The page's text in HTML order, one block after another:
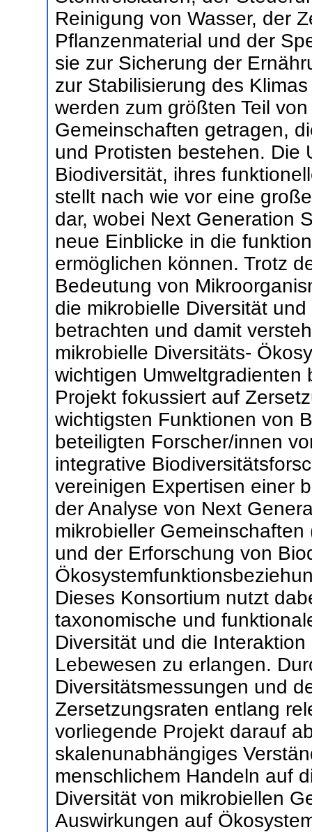
Reinigung von Wasser, der
Pflanzenmaterial und der
sie zur Sicherung der
zur Stabilisierung des
werden zum größten Teil
Gemeinschaften getragen,
und Protisten bestehen. Die
Biodiversität, ihres
stellt nach wie vor eine
dar, wobei Next Generation
neue Einblicke in die
ermöglichen können. Trotz
Bedeutung von
die mikrobielle Diversität
betrachten und damit
mikrobielle Diversitäts-
wichtigen Umweltgradienten
Projekt fokussiert auf
wichtigsten Funktionen von
beteiligten Forscher/innen
integrative
vereinigen Expertisen einer
der Analyse von Next
mikrobieller Gemeinschaften
und der Erforschung von
Dieses Konsortium nutzt
taxonomische und
Diversität und die
Lebewesen zu erlangen.
Diversitätsmessungen und
Zersetzungsraten entlang
vorliegende Projekt darauf
skalenunabhängiges
menschlichem Handeln auf
Diversität von mikrobiellen
Auswirkungen auf